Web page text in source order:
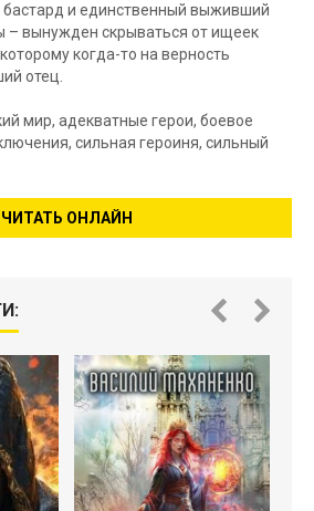
бастард и единственный выживший
– вынужден скрываться от ищеек
когда-то на верность
отец.
мир, адекватные герои, боевое
сильная героиня, сильный
ОНЛАЙН